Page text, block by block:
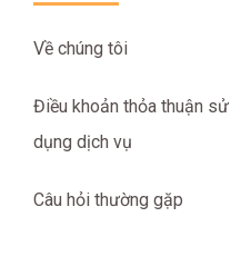
Về chúng tôi
Điều khoản thỏa thuận sử
dụng dịch vụ
Câu hỏi thường gặp